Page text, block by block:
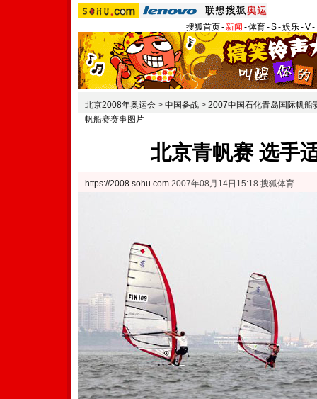
搜狐首页-新闻 -体育-S-娱乐-V-
北京2008年奥运会 > 中国备战 > 2007中国石化青岛国际帆船
帆船赛赛事图片
北京青帆赛 选手
https://2008.sohu.com 2007年08月14日15:18 搜狐体育